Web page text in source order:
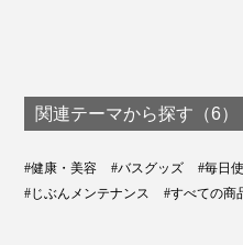
関連テーマから探す（6）
#健康・美容 #バスグッズ #毎日
#じぶんメンテナンス
#すべての商